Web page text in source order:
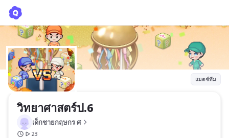
แมตช์ทีม
วิทยาศาสตร์ป.6
เด็กชายกฤษกร ศ
23